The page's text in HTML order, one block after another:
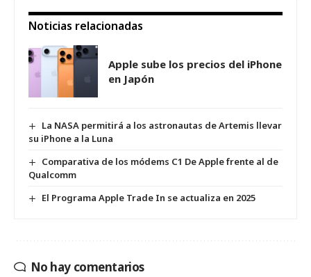
Noticias relacionadas
Apple sube los precios del iPhone
en Japón
La NASA permitirá a los astronautas de Artemis llevar
su iPhone a la Luna
Comparativa de los módems C1 De Apple frente al de
Qualcomm
El Programa Apple Trade In se actualiza en 2025
No hay comentarios